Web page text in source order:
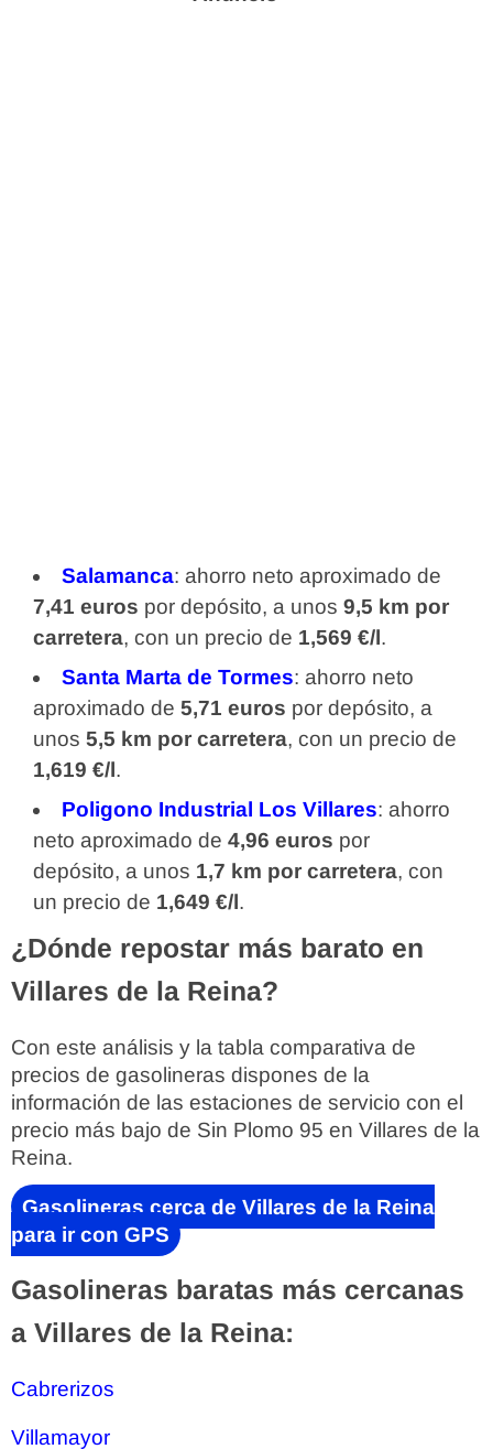
Salamanca: ahorro neto aproximado de
7,41 euros por depósito, a unos 9,5 km por
carretera, con un precio de 1,569 €/l.
Santa Marta de Tormes: ahorro neto
aproximado de 5,71 euros por depósito, a
unos 5,5 km por carretera, con un precio de
1,619 €/l.
Poligono Industrial Los Villares: ahorro
neto aproximado de 4,96 euros por
depósito, a unos 1,7 km por carretera, con
un precio de 1,649 €/l.
¿Dónde repostar más barato en
Villares de la Reina?
Con este análisis y la tabla comparativa de
precios de gasolineras dispones de la
información de las estaciones de servicio con el
precio más bajo de Sin Plomo 95 en Villares de la
Reina.
Gasolineras cerca de Villares de la Reina
para ir con GPS
Gasolineras baratas más cercanas
a Villares de la Reina:
Cabrerizos
Villamayor